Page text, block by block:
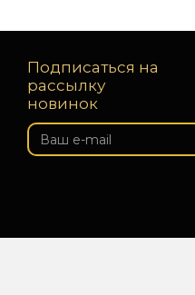
Подписаться на
рассылку
новинок